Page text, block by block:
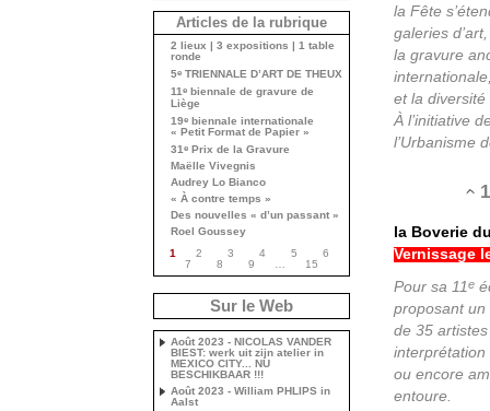
la Fête
galeries
la gravure
et la diversité
À l’initiative
l’Urbanisme
la Boverie
Vernissage
Pour sa 11e
proposant
de 35
interprétation
ou encore
entoure.
Articles de la rubrique
2 lieux | 3 expositions | 1 table
ronde
5e TRIENNALE D’ART DE THEUX
11e biennale de gravure de
Liège
19e biennale internationale
« Petit Format de Papier »
31 e Prix de la Gravure
Maëlle Vivegnis
Audrey Lo Bianco
« À contre temps »
Des nouvelles « d’un passant »
Roel Goussey
1
2 3 4 5
6
7
8 9 15
Sur le Web
Août 2023 - NICOLAS VANDER
BIEST: werk uit zijn atelier in
MEXICO CITY... NU
BESCHIKBAAR !!!
Août 2023 - William PHLIPS in
Aalst